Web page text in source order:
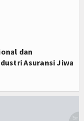
dan
Asuransi Jiwa